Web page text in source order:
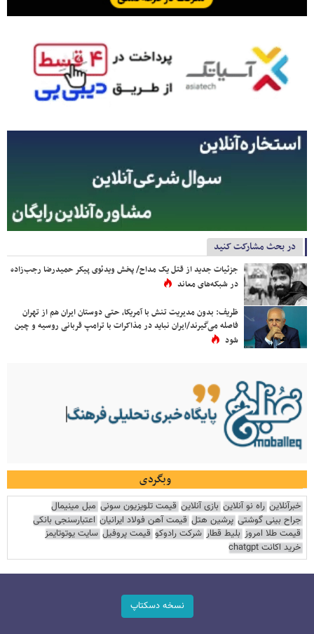
در بحث مشارکت کنید
جزئیات جدید از قتل یک مداح/ پخش ویدئوی پیکر حمیدرضا رجب‌زاده
در شبکه‌های معاند
ظریف: بدون مدیریت تنش با آمریکا، حتی دوستان ایران هم از تهران
فاصله می‌گیرند/ایران نباید در مذاکرات با ترامپ قربانی روسیه و چین
شود
وبگردی
خبرآنلاین راه نو آنلاین بازی آنلاین قیمت تلویزیون سونی مبل مینیمال
جراح بینی گوشتی پرشین هتل قیمت آهن فولاد ایرانیان اعتبارسنجی بانکی
قیمت طلا امروز بلیط قطار شرکت رادوکو قیمت پروفیل سایت یوتوتایمز
خرید اکانت chatgpt
نسخه دسکتاپ